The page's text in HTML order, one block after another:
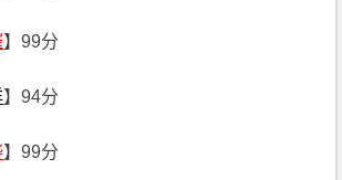
】99分
】94分
】99分